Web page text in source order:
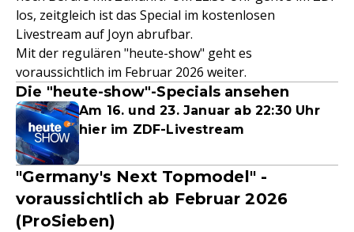
los, zeitgleich ist das Special im kostenlosen
Livestream auf Joyn abrufbar.
Mit der regulären "heute-show" geht es
voraussichtlich im Februar 2026 weiter.
Die "heute-show"-Specials ansehen
Am 16. und 23. Januar ab 22:30 Uhr
hier im ZDF-Livestream
"Germany's Next Topmodel" -
voraussichtlich ab Februar 2026
(ProSieben)